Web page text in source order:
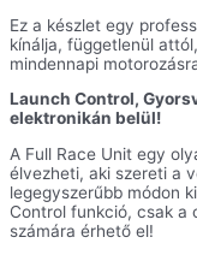
Ez a készlet egy
kínálja, függetlenül
mindennapi
Launch Control,
elektronikán belül!
A Full Race Unit egy
élvezheti, aki szereti a
legegyszerűbb módon
Control funkció, csak a
számára érhető el!